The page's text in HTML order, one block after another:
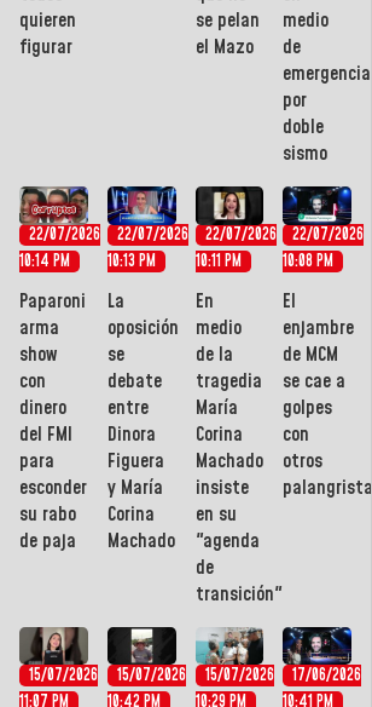
quieren
figurar
se pelan
el Mazo
medio
de
emergencia
por
doble
sismo
22/07/2026
10:14 PM
Paparoni
arma
show
con
dinero
del FMI
para
esconder
su rabo
de paja
22/07/2026
10:13 PM
La
oposición
se
debate
entre
Dinora
Figuera
y María
Corina
Machado
22/07/2026
10:11 PM
En
medio
de la
tragedia
María
Corina
Machado
insiste
en su
"agenda
de
transición"
22/07/2026
10:08 PM
El
enjambre
de MCM
se cae a
golpes
con
otros
palangristas
15/07/2026
11:07 PM
15/07/2026
10:42 PM
15/07/2026
10:29 PM
17/06/2026
10:41 PM